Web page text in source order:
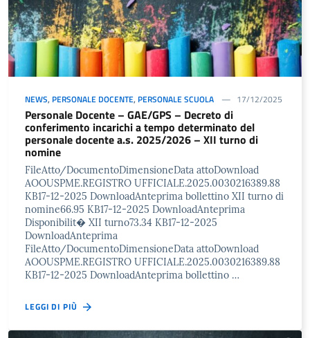
NEWS, PERSONALE DOCENTE, PERSONALE SCUOLA 17/12/2025
Personale Docente – GAE/GPS – Decreto di
conferimento incarichi a tempo determinato del
personale docente a.s. 2025/2026 – XII turno di
nomine
FileAtto/DocumentoDimensioneData attoDownload
AOOUSPME.REGISTRO UFFICIALE.2025.0030216389.88
KB17-12-2025 DownloadAnteprima bollettino XII turno di
nomine66.95 KB17-12-2025 DownloadAnteprima
Disponibilit� XII turno73.34 KB17-12-2025
DownloadAnteprima
FileAtto/DocumentoDimensioneData attoDownload
AOOUSPME.REGISTRO UFFICIALE.2025.0030216389.88
KB17-12-2025 DownloadAnteprima bollettino …
LEGGI DI PIÙ